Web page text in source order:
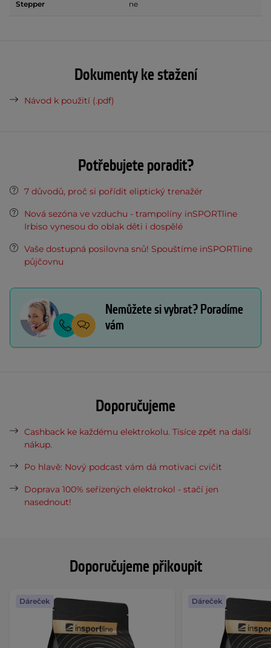
Doporučujeme přikoupit
Dáreček Dáreček
Stepper ne
Dokumenty ke stažení
Návod k použití (.pdf)
Potřebujete poradit?
7 důvodů, proč si pořídit eliptický trenažér
Nová sezóna ve vzduchu - trampolíny inSPORTline
Irbiso vynesou do oblak děti i dospělé
Vaše dostupná posilovna snů! Spouštíme inSPORTline
půjčovnu
Nemůžete si vybrat? Poradíme
vám
Doporučujeme
Cashback ke každému elektrokolu. Tisíce zpět na další
nákup.
Po hlavě: Nový podcast vám dá motivaci cvičit
Doprava 100% seřízených elektrokol - stačí jen
nasednout!